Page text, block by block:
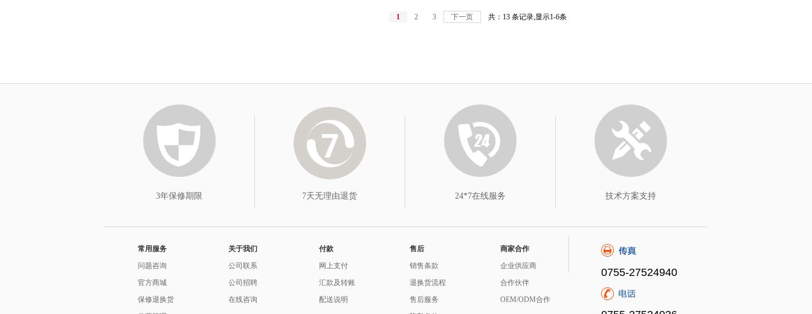
1 2 3 下一页 共：13 条记录,显示1-6条
3年保修期限 7天无理由退货 24*7在线服务 技术方案支持
常用服务
问题咨询
官方商城
保修退换货
关于我们
公司联系
公司招聘
在线咨询
付款
网上支付
汇款及转账
配送说明
售后
销售条款
退换货流程
售后服务
商家合作
企业供应商
合作伙伴
OEM/ODM合作
0755-27524940